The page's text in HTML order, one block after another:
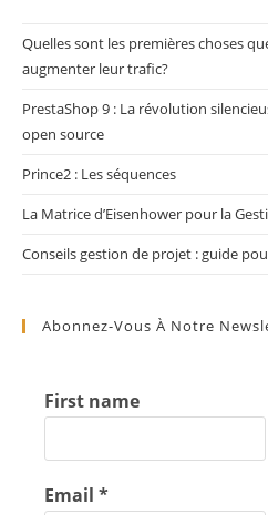
Quelles sont les premières choses
augmenter leur trafic?
PrestaShop 9 : La révolution
open source
Prince2 : Les séquences
La Matrice d’Eisenhower pour la
Conseils gestion de projet : guide
Abonnez-Vous À Notre
First name
Email *